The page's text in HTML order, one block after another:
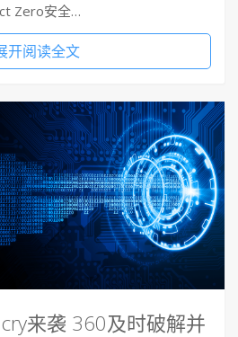
Zero安全…
开阅读全文
来袭 360及时破解并